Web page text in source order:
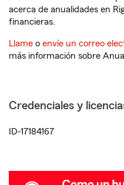
acerca de anualidades en
financieras.
Llame o envíe un correo
más información sobre
Credenciales y
ID-17184167